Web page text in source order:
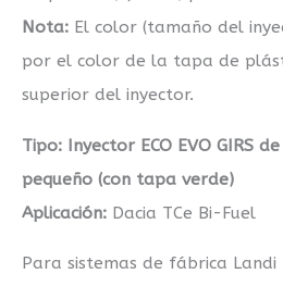
Nota: El color (tamaño del
por el color de la tapa de
superior del inyector.
Tipo: Inyector ECO EVO GIRS
pequeño (con tapa verde)
Aplicación: Dacia TCe Bi-Fuel
Para sistemas de fábrica Landi